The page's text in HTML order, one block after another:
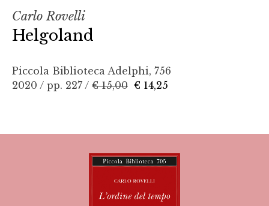
Carlo Rovelli
Helgoland
Piccola Biblioteca Adelphi, 756
2020 / pp. 227 / € 15,00 € 14,25